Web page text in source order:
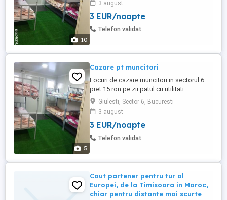
10
luna de persoana.camere de 6. Pentru mai
putin de 4 persoane pretul este de 50 lei
pe zii camera.nu amestec oamenii. Fiecare
3 august
3 EUR/noapte
Telefon validat
5
Cazare pt muncitori
Locuri de cazare muncitori in sectorul 6.
pret 15 ron pe zii patul cu utilitati
incluse.pretul se negociaza in functie de
perioada si de nr de persoane . 350 pe
luna de persoana. camere de 6. Pentru mai
putin de 4 persoane pretul este de 50 lei
pe zii camera.nu amestec oamenii. Fiecare
Giulesti, Sector 6, Bucuresti
3 august
3 EUR/noapte
Telefon validat
Caut partener pentru tur al
Europei, de la Timisoara in Maroc,
chiar pentru distante mai scurte